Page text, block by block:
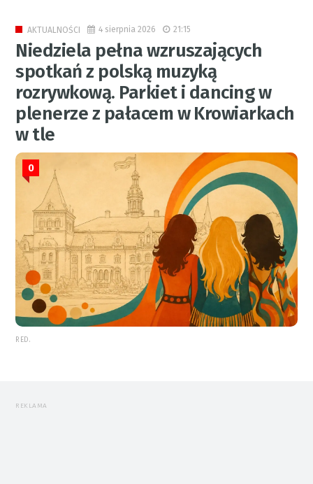
AKTUALNOŚCI 4 sierpnia 2026 21:15
Niedziela pełna wzruszających
spotkań z polską muzyką
rozrywkową. Parkiet i dancing w
plenerze z pałacem w Krowiarkach
w tle
0
RED.
REKLAMA